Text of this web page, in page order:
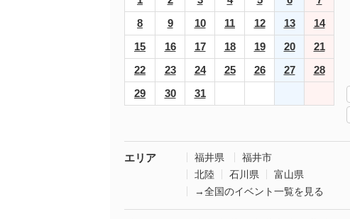
8
9 10 11 12 13
14
15
16 17 18 19 20
21
22
23 24 25 26 27
28
29
30 31
エリア 福井県
福井市
北陸
石川県
富山県
→全国のイベント一覧を見る